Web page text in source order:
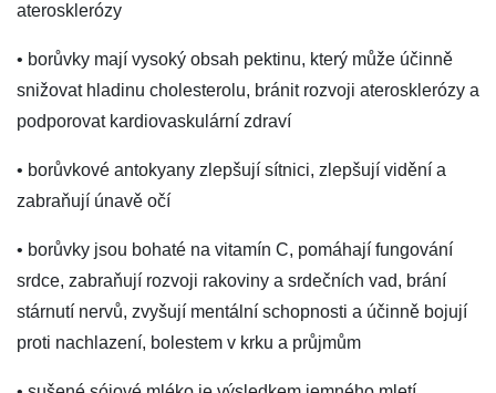
aterosklerózy
• borůvky mají vysoký obsah pektinu, který může účinně
snižovat hladinu cholesterolu, bránit rozvoji aterosklerózy a
podporovat kardiovaskulární zdraví
• borůvkové antokyany zlepšují sítnici, zlepšují vidění a
zabraňují únavě očí
• borůvky jsou bohaté na vitamín C, pomáhají fungování
srdce, zabraňují rozvoji rakoviny a srdečních vad, brání
stárnutí nervů, zvyšují mentální schopnosti a účinně bojují
proti nachlazení, bolestem v krku a průjmům